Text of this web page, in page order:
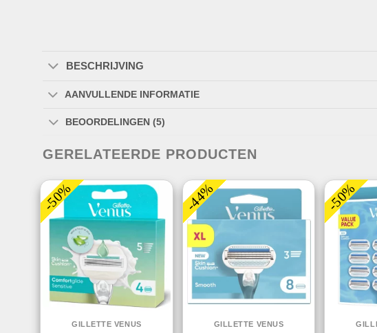
BESCHRIJVING
AANVULLENDE INFORMATIE
BEOORDELINGEN (5)
GERELATEERDE PRODUCTEN
-50%
GILLETTE VENUS
-44%
GILLETTE VENUS
-50%